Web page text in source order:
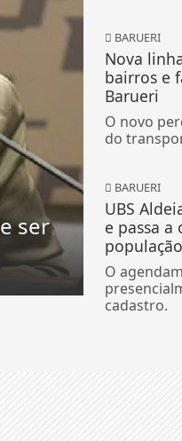
ser
BARUERI
Nova
bairros e
Barueri
O novo
do
BARUERI
UBS
e passa
população
O
cadastro.